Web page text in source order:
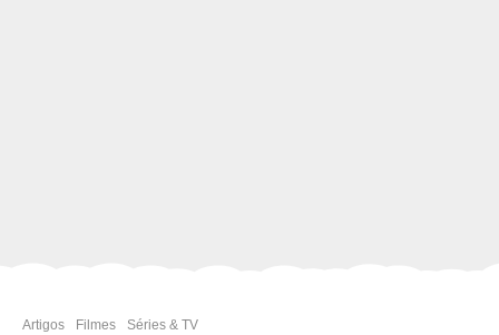
Artigos Filmes Séries & TV